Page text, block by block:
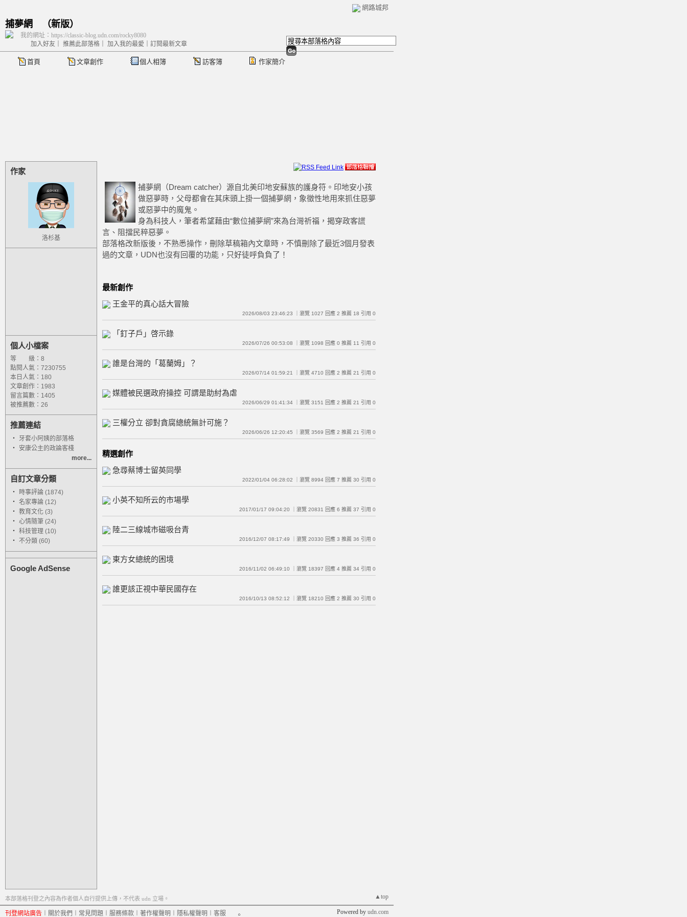
網路城邦
捕夢網 （新版）
首頁 文章創作 個人相簿 訪客簿 作家簡介
加入好友 推薦此部落格 加入我的最愛 訂閱最新文章
我的網址：https://classic-blog.udn.com/rocky8080
作家
洛杉基
個人小檔案
等 級：8
點閱人氣：7230755
本日人氣：180
文章創作：1983
留言篇數：1405
被推薦數： 26
推薦連結
‧
牙套小阿姨的部落格
‧
安康公主的政論客棧
more...
自訂文章分類
‧
時事評論 (1874)
‧ 名家專論 (12)
‧ 教育文化 (3)
‧ 心情隨筆 (24)
‧ 科技管理 (10)
‧ 不分類 (60)
Google AdSense
捕夢網（Dream catcher）源自北美印地安蘇族的護身符。印地安小孩
做惡夢時，父母都會在其床頭上掛一個捕夢網，象徵性地用來抓住惡夢
或惡夢中的魔鬼。
身為科技人，筆者希望藉由“數位捕夢網”來為台灣祈福，揭穿政客謊
言、阻擋民粹惡夢。
部落格改新版後，不熟悉操作，刪除草稿箱內文章時，不慎刪除了最近3個月發表
過的文章，UDN也沒有回覆的功能，只好徒呼負負了！
最新創作
王金平的真心話大冒險
2026/08/03 23:46:23 ｜瀏覽 1027 回應 2 推薦 18 引用 0
「釘子戶」啓示錄
2026/07/26 00:53:08 ｜瀏覽 1098 回應 0 推薦 11 引用 0
誰是台灣的「葛蘭姆」？
2026/07/14 01:59:21 ｜瀏覽 4710 回應 2 推薦 21 引用 0
媒體被民選政府操控 可謂是助紂為虐
2026/06/29 01:41:34 ｜瀏覽 3151 回應 2 推薦 21 引用 0
三權分立 卻對貪腐總統無計可施？
2026/06/26 12:20:45 ｜瀏覽 3569 回應 2 推薦 21 引用 0
精選創作
急尋蔡博士留英同學
2022/01/04 06:28:02 ｜瀏覽 8994 回應 7 推薦 30 引用 0
小英不知所云的市場學
2017/01/17 09:04:20 ｜瀏覽 20831 回應 6 推薦 37 引用 0
陸二三線城市磁吸台青
2016/12/07 08:17:49 ｜瀏覽 20330 回應 3 推薦 36 引用 0
東方女總統的困境
2016/11/02 06:49:10 ｜瀏覽 18397 回應 4 推薦 34 引用 0
誰更該正視中華民國存在
2016/10/13 08:52:12 ｜瀏覽 18210 回應 2 推薦 30 引用 0
▲top
本部落格刊登之內容為作者個人自行提供上傳，不代表 udn 立場。
刊登網站廣告 關於我們 常見問題 服務條款 著作權聲明 隱私權聲明 客服 Powered by udn.com